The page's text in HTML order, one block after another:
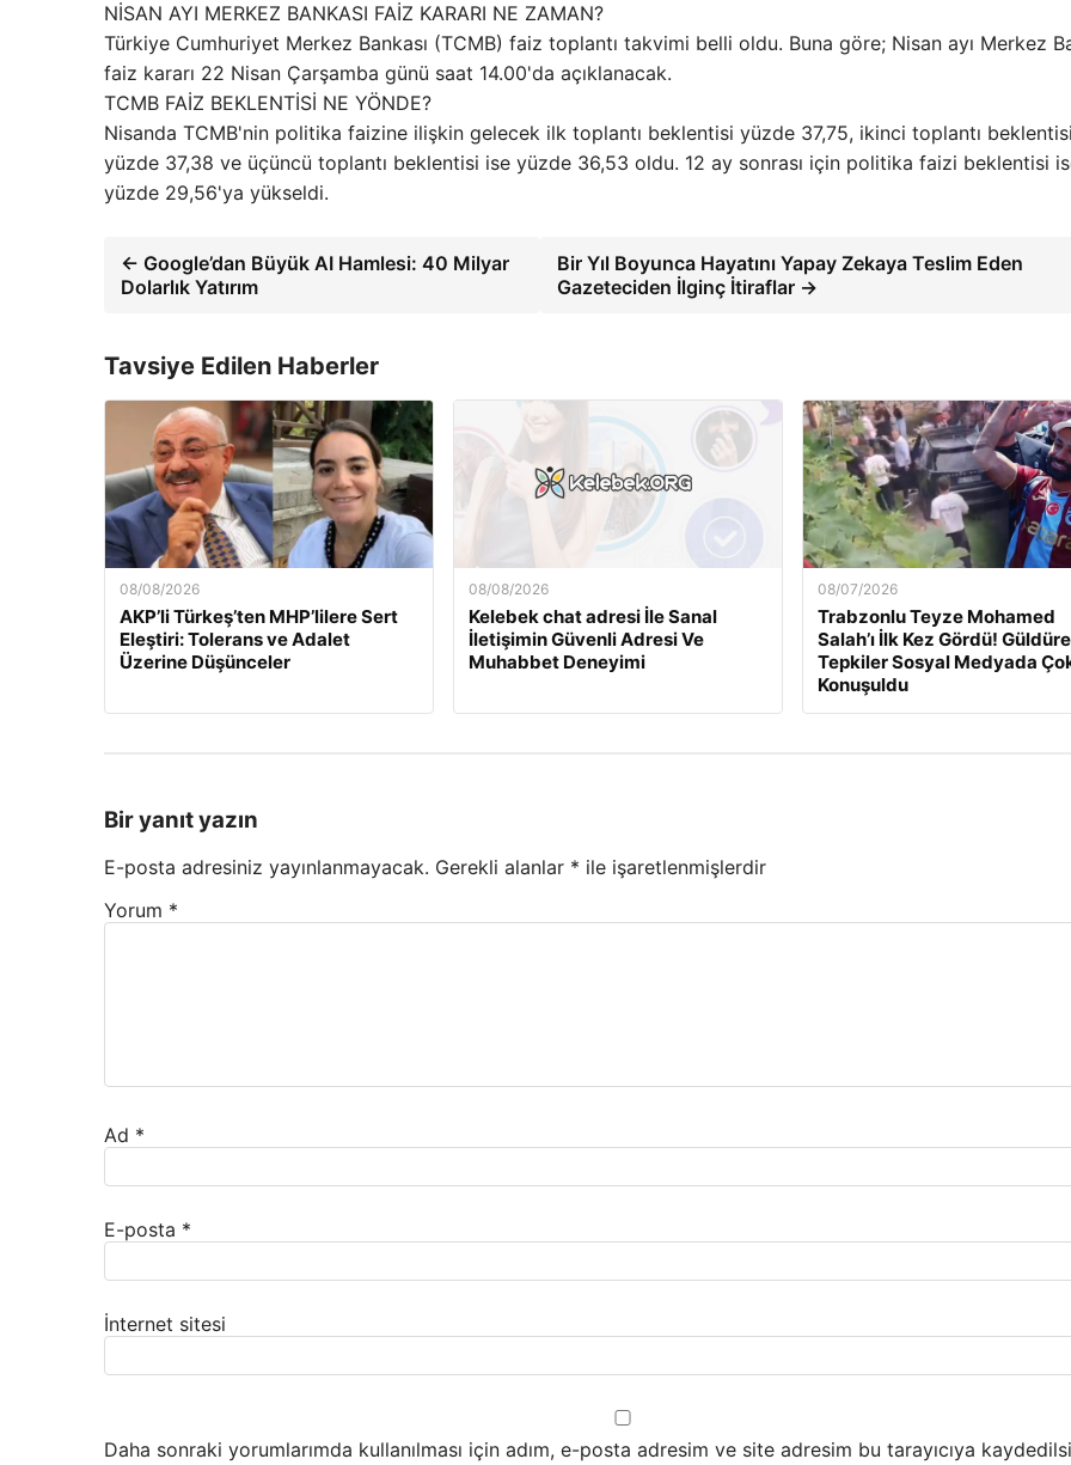
NİSAN AYI MERKEZ BANKASI FAİZ KARARI NE ZAMAN?
Türkiye Cumhuriyet Merkez Bankası (TCMB) faiz toplantı takvimi belli oldu. Buna göre; Nisan ayı Merkez
faiz kararı 22 Nisan Çarşamba günü saat 14.00'da açıklanacak.
TCMB FAİZ BEKLENTİSİ NE YÖNDE?
Nisanda TCMB'nin politika faizine ilişkin gelecek ilk toplantı beklentisi yüzde 37,75, ikinci toplantı beklentisi
yüzde 37,38 ve üçüncü toplantı beklentisi ise yüzde 36,53 oldu. 12 ay sonrası için politika faizi beklentisi
yüzde 29,56'ya yükseldi.
← Google’dan Büyük AI Hamlesi: 40 Milyar
Dolarlık Yatırım
Bir Yıl Boyunca Hayatını Yapay Zekaya Teslim Eden
Gazeteciden İlginç İtiraflar →
Tavsiye Edilen Haberler
08/08/2026
AKP’li Türkeş’ten MHP’lilere Sert
Eleştiri: Tolerans ve Adalet
Üzerine Düşünceler
08/08/2026
Kelebek chat adresi İle Sanal
İletişimin Güvenli Adresi Ve
Muhabbet Deneyimi
08/07/2026
Trabzonlu Teyze Mohamed
Salah’ı İlk Kez Gördü!
Tepkiler Sosyal Medyada
Konuşuldu
Bir yanıt yazın
E-posta adresiniz yayınlanmayacak. Gerekli alanlar * ile işaretlenmişlerdir
Yorum *
Ad *
E-posta *
İnternet sitesi
Daha sonraki yorumlarımda kullanılması için adım, e-posta adresim ve site adresim bu tarayıcıya